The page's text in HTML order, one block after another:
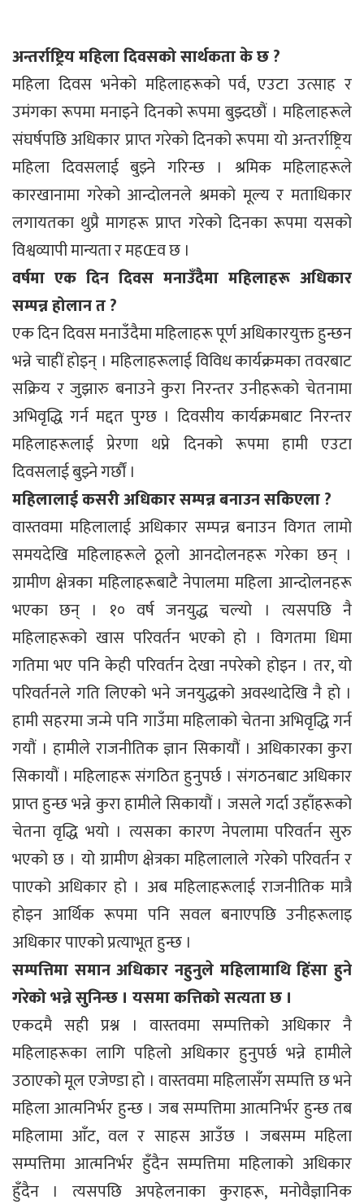
अन्तर्राष्ट्रिय महिला दिवसको सार्थकता के छ ?
महिला दिवस भनेको महिलाहरूको पर्व, एउटा उत्साह र
उमंगका रूपमा मनाइने दिनको रूपमा बुझ्दछौं । महिलाहरूले
संघर्षपछि अधिकार प्राप्त गरेको दिनको रूपमा यो अन्तर्राष्ट्रिय
महिला दिवसलाई बुझ्ने गरिन्छ । श्रमिक महिलाहरूले
कारखानामा गरेको आन्दोलनले श्रमको मूल्य र मताधिकार
लगायतका थुप्रै मागहरू प्राप्त गरेको दिनका रूपमा यसको
विश्वव्यापी मान्यता र महŒव छ ।
वर्षमा एक दिन दिवस मनाउँदैमा महिलाहरू अधिकार
सम्पन्न होलान त ?
एक दिन दिवस मनाउँदैमा महिलाहरू पूर्ण अधिकारयुक्त हुन्छन
भन्ने चाहीं होइन् । महिलाहरूलाई विविध कार्यक्रमका तवरबाट
सक्रिय र जुझारु बनाउने कुरा निरन्तर उनीहरूको चेतनामा
अभिवृद्धि गर्न मद्दत पुग्छ । दिवसीय कार्यक्रमबाट निरन्तर
महिलाहरूलाई प्रेरणा थप्ने दिनको रूपमा हामी एउटा
दिवसलाई बुझ्ने गर्छौं ।
महिलालाई कसरी अधिकार सम्पन्न बनाउन सकिएला ?
वास्तवमा महिलालाई अधिकार सम्पन्न बनाउन विगत लामो
समयदेखि महिलाहरूले ठूलो आनदोलनहरू गरेका छन् ।
ग्रामीण क्षेत्रका महिलाहरूबाटै नेपालमा महिला आन्दोलनहरू
भएका छन् । १० वर्ष जनयुद्ध चल्यो । त्यसपछि नै
महिलाहरूको खास परिवर्तन भएको हो । विगतमा धिमा
गतिमा भए पनि केही परिवर्तन देखा नपरेको होइन । तर, यो
परिवर्तनले गति लिएको भने जनयुद्धको अवस्थादेखि नै हो ।
हामी सहरमा जन्मे पनि गाउँमा महिलाको चेतना अभिवृद्धि गर्न
गयौं । हामीले राजनीतिक ज्ञान सिकायौं । अधिकारका कुरा
सिकायौं । महिलाहरू संगठित हुनुपर्छ । संगठनबाट अधिकार
प्राप्त हुन्छ भन्ने कुरा हामीले सिकायौं । जसले गर्दा उहाँहरूको
चेतना वृद्धि भयो । त्यसका कारण नेपलामा परिवर्तन सुरु
भएको छ । यो ग्रामीण क्षेत्रका महिलालाले गरेको परिवर्तन र
पाएको अधिकार हो । अब महिलाहरूलाई राजनीतिक मात्रै
होइन आर्थिक रूपमा पनि सवल बनाएपछि उनीहरूलाइ
अधिकार पाएको प्रत्याभूत हुन्छ ।
सम्पत्तिमा समान अधिकार नहुनुले महिलामाथि हिंसा हुने
गरेको भन्ने सुनिन्छ । यसमा कत्तिको सत्यता छ ।
एकदमै सही प्रश्न । वास्तवमा सम्पत्तिको अधिकार नै
महिलाहरूका लागि पहिलो अधिकार हुनुपर्छ भन्ने हामीले
उठाएको मूल एजेण्डा हो । वास्तवमा महिलासँग सम्पत्ति छ भने
महिला आत्मनिर्भर हुन्छ । जब सम्पत्तिमा आत्मनिर्भर हुन्छ तब
महिलामा आँट, वल र साहस आउँछ । जबसम्म महिला
सम्पत्तिमा आत्मनिर्भर हुँदैन सम्पत्तिमा महिलाको अधिकार
हुँदैन । त्यसपछि अपहेलनाका कुराहरू, मनोवैज्ञानिक